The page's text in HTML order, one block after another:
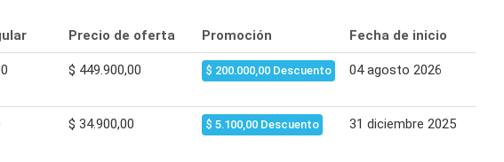
Precio de oferta Promoción Fecha de inicio
$ 449.900,00 $ 200.000,00 Descuento 04 agosto 2026
$ 34.900,00 $ 5.100,00 Descuento 31 diciembre 2025